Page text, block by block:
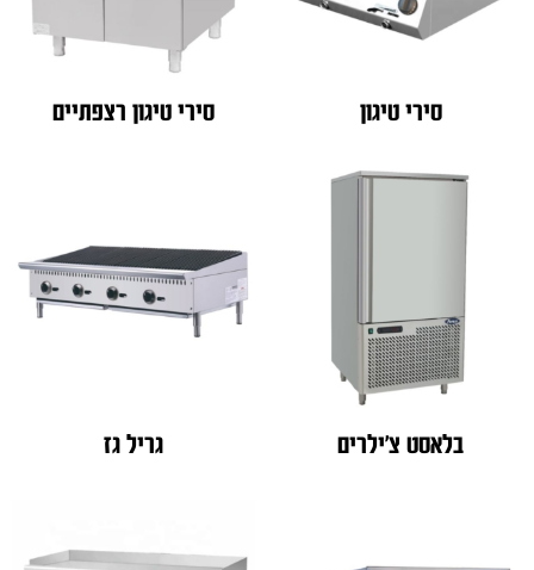
סירי טיגון סירי טיגון רצפתיים
בלאסט צ'ילרים גריל גז